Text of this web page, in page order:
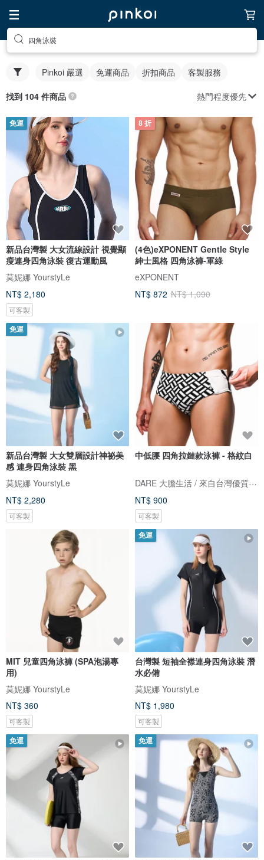
四角泳裝
Pinkoi 嚴選 免運商品 折扣商品 客製服務
找到 104 件商品 熱門程度優先
免運
新品台灣製 大女流線設計 視覺顯
瘦連身四角泳裝 復古運動風
莫妮娜 YourstyLe
NT$ 2,180
可客製
8 折
(4色)eXPONENT Gentle Style
紳士風格 四角泳褲-軍綠
eXPONENT
NT$ 872 NT$ 1,090
免運
新品台灣製 大女雙層設計神祕美
感 連身四角泳裝 黑
莫妮娜 YourstyLe
NT$ 2,280
可客製
中低腰 四角拉鏈款泳褲 - 格紋白
DARE 大膽生活 / 來自台灣優質男性內著
NT$ 900
可客製
MIT 兒童四角泳褲 (SPA泡湯專
用)
莫妮娜 YourstyLe
NT$ 360
可客製
免運
台灣製 短袖全襟連身四角泳裝 潛
水必備
莫妮娜 YourstyLe
NT$ 1,980
可客製
免運 免運